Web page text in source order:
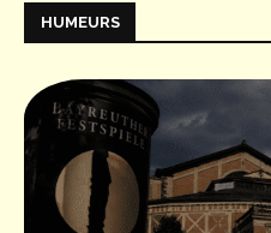
HUMEURS